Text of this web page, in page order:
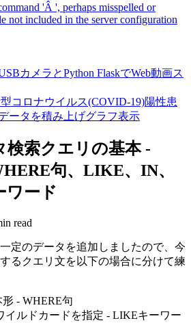
'Â ', perhaps misspelled or
not included in the server configuration
カメラとPython FlaskでWeb動画ス
コロナウイルス(COVID-19)陽性患
ータを積み上げグラフ表示
検索クエリの基本 -
句、LIKE、IN、
ワード
read
定のデータを追加しましたので、今
るクエリ文を以下の場合に分けて練
- WHERE句
イルドカードを指定 - LIKEキーワー